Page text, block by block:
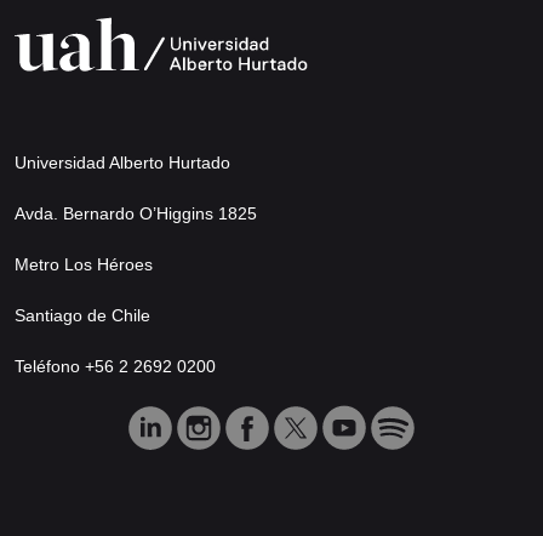
Universidad Alberto Hurtado
Avda. Bernardo O’Higgins 1825
Metro Los Héroes
Santiago de Chile
Teléfono +56 2 2692 0200